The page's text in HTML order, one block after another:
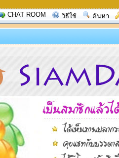
CHAT ROOM วิธีใช้ ค้นหา